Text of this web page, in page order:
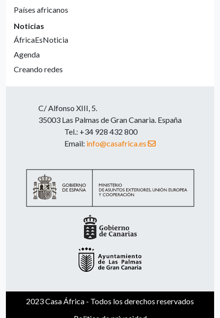
Países africanos
Noticias
ÁfricaEsNoticia
Agenda
Creando redes
C/ Alfonso XIII, 5.
35003 Las Palmas de Gran Canaria. España
Tel.: +34 928 432 800
Email: info@casafrica.es
2023 Casa África - Todos los derechos reservados